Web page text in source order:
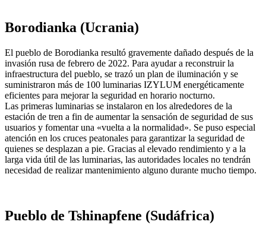
Borodianka (Ucrania)
El pueblo de Borodianka resultó gravemente dañado después de la
invasión rusa de febrero de 2022. Para ayudar a reconstruir la
infraestructura del pueblo, se trazó un plan de iluminación y se
suministraron más de 100 luminarias IZYLUM energéticamente
eficientes para mejorar la seguridad en horario nocturno.
Las primeras luminarias se instalaron en los alrededores de la
estación de tren a fin de aumentar la sensación de seguridad de sus
usuarios y fomentar una «vuelta a la normalidad». Se puso especial
atención en los cruces peatonales para garantizar la seguridad de
quienes se desplazan a pie. Gracias al elevado rendimiento y a la
larga vida útil de las luminarias, las autoridades locales no tendrán
necesidad de realizar mantenimiento alguno durante mucho tiempo.
Pueblo de Tshinapfene (Sudáfrica)